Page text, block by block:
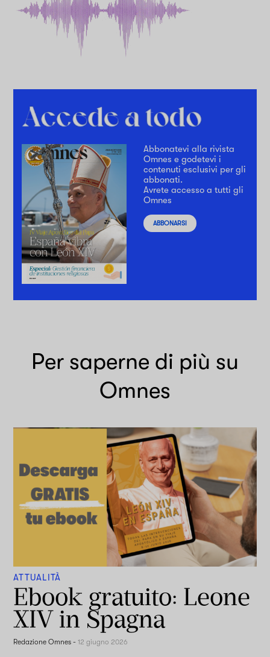
Abbonatevi alla rivista
Omnes e godetevi i
contenuti esclusivi per gli
abbonati.
Avrete accesso a tutti gli
Omnes
ABBONARSI
Per saperne di più su
Omnes
ATTUALITÀ
Ebook gratuito: Leone
XIV in Spagna
Redazione Omnes -12 giugno 2026